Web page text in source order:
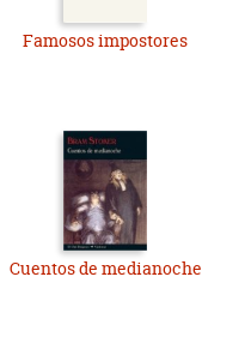
Famosos impostores
Cuentos de medianoche